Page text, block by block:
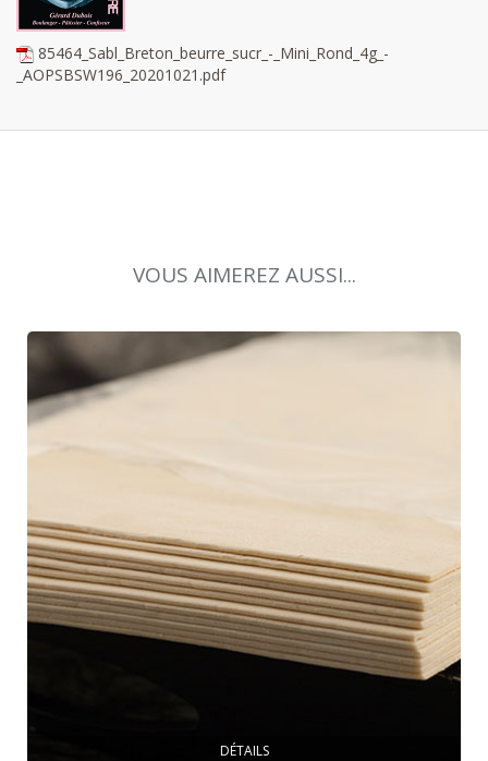
85464_Sabl_Breton_beurre_sucr_-_Mini_Rond_4g_-
_AOPSBSW196_20201021.pdf
VOUS AIMEREZ AUSSI...
DÉTAILS